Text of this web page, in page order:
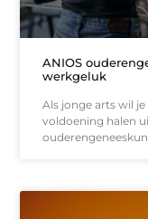
ANIOS
werkgeluk
Als jonge arts wil
voldoening halen